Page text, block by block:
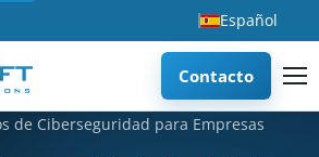
Español
Contacto
de Ciberseguridad para Empresas